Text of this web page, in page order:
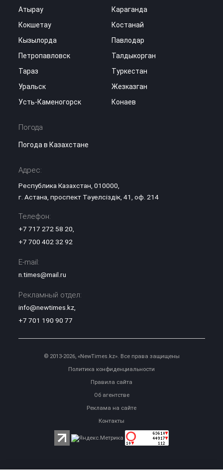
Атырау
Караганда
Кокшетау
Костанай
Кызылорда
Павлодар
Петропавловск
Талдыкорган
Тараз
Туркестан
Уральск
Жезказган
Усть-Каменогорск
Конаев
Погода
Погода в Казахстане
Адрес:
Республика Казахстан, 010000,
г. Астана, проспект Тәуелсіздік, 41, оф. 214
Телефон:
+7 717 272 58 20,
+7 700 402 32 92
E-mail:
n.times@mail.ru
Рекламный отдел:
info@newtimes.kz,
+7 701 190 90 77
© 2013-2026, «NewTimes.kz». Все права защищены
Политика конфиденциальности
Правила сайта
Об агентстве
Реклама на сайте
Контакты